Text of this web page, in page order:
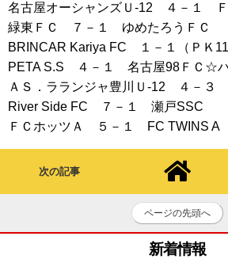
名古屋オーシャンズＵ-12 ４－１ Ｆ
緑東ＦＣ ７－１ ゆめたろうＦＣ
BRINCAR Kariya FC １－１（ＰＫ
PETA S.S ４－１ 名古屋98ＦＣ☆ハ
ＡＳ．ラランジャ豊川Ｕ-12 ４－３
River Side FC ７－１ 瀬戸SSC
ＦＣホッツＡ ５－１ FC TWINS A
次の記事
ページの先頭へ
新着情報